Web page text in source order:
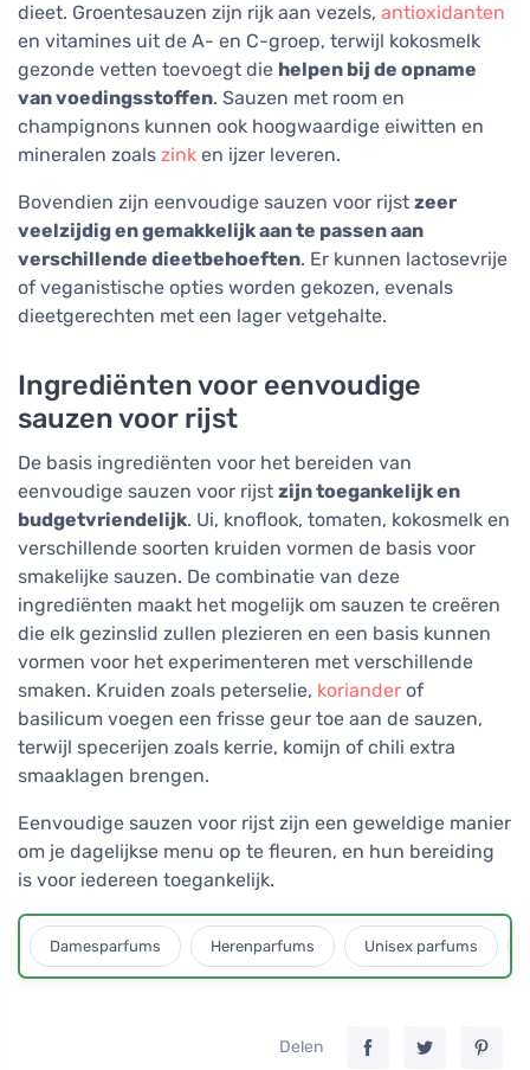
dieet. Groentesauzen zijn rijk aan vezels, antioxidanten
en vitamines uit de A- en C-groep, terwijl kokosmelk
gezonde vetten toevoegt die helpen bij de opname
van voedingsstoffen. Sauzen met room en
champignons kunnen ook hoogwaardige eiwitten en
mineralen zoals zink en ijzer leveren.
Bovendien zijn eenvoudige sauzen voor rijst zeer
veelzijdig en gemakkelijk aan te passen aan
verschillende dieetbehoeften. Er kunnen lactosevrije
of veganistische opties worden gekozen, evenals
dieetgerechten met een lager vetgehalte.
Ingrediënten voor eenvoudige
sauzen voor rijst
De basis ingrediënten voor het bereiden van
eenvoudige sauzen voor rijst zijn toegankelijk en
budgetvriendelijk. Ui, knoflook, tomaten, kokosmelk en
verschillende soorten kruiden vormen de basis voor
smakelijke sauzen. De combinatie van deze
ingrediënten maakt het mogelijk om sauzen te creëren
die elk gezinslid zullen plezieren en een basis kunnen
vormen voor het experimenteren met verschillende
smaken. Kruiden zoals peterselie, koriander of
basilicum voegen een frisse geur toe aan de sauzen,
terwijl specerijen zoals kerrie, komijn of chili extra
smaaklagen brengen.
Eenvoudige sauzen voor rijst zijn een geweldige manier
om je dagelijkse menu op te fleuren, en hun bereiding
is voor iedereen toegankelijk.
Damesparfums Herenparfums Unisex parfums
Delen